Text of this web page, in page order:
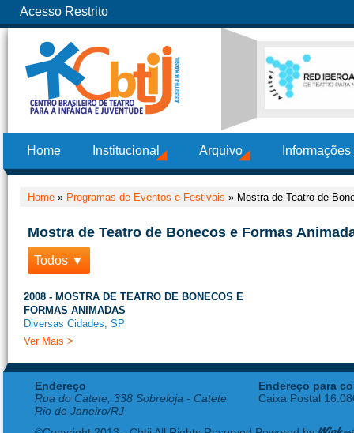
Acesso Restrito
Home Institucional Arquivo
Home » Programas de Eventos e Festivais » Mostra de Teatro de
Mostra de Teatro de Bonecos e Formas
Todos ▼
2008 - MOSTRA DE TEATRO DE BONECOS E
FORMAS ANIMADAS
Diversas Cidades, SP
Ver Mais >
Endereço
Rua do Catete, 338 Sobreloja - Catete
Rio de Janeiro/RJ
Endereço para
Caixa Postal